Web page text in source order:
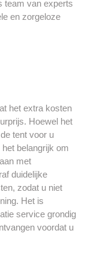
team van experts
en zorgeloze
het extra kosten
Hoewel het
tent voor u
belangrijk om
met
duidelijke
zodat u niet
Het is
service grondig
voordat u